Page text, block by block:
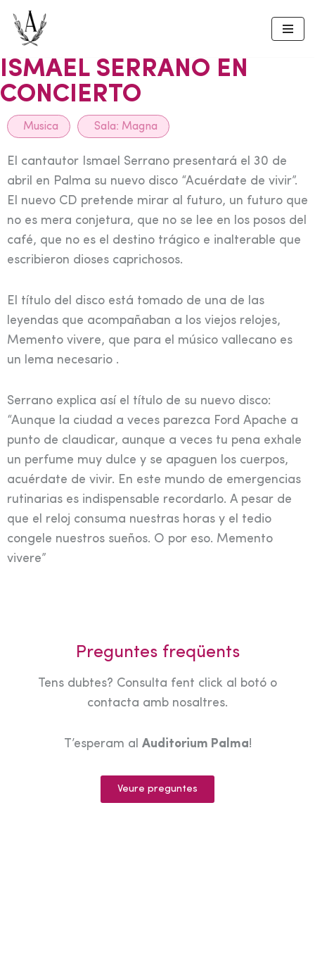
Skip
to
content
ISMAEL SERRANO EN
CONCIERTO
Musica Sala: Magna
El cantautor Ismael Serrano presentará el 30 de
abril en Palma su nuevo disco “Acuérdate de vivir”.
El nuevo CD pretende mirar al futuro, un futuro que
no es mera conjetura, que no se lee en los posos del
café, que no es el destino trágico e inalterable que
escribieron dioses caprichosos.
El título del disco está tomado de una de las
leyendas que acompañaban a los viejos relojes,
Memento vivere, que para el músico vallecano es
un lema necesario .
Serrano explica así el título de su nuevo disco:
“Aunque la ciudad a veces parezca Ford Apache a
punto de claudicar, aunque a veces tu pena exhale
un perfume muy dulce y se apaguen los cuerpos,
acuérdate de vivir. En este mundo de emergencias
rutinarias es indispensable recordarlo. A pesar de
que el reloj consuma nuestras horas y el tedio
congele nuestros sueños. O por eso. Memento
vivere”
Preguntes freqüents
Tens dubtes? Consulta fent click al botó o
contacta amb nosaltres.
T’esperam al Auditorium Palma!
Veure preguntes